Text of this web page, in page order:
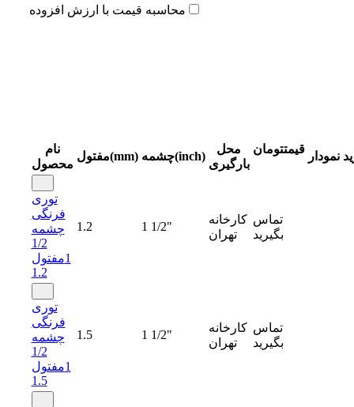
محاسبه قیمت با ارزش افزوده
نام
محصول
مفتول(mm) چشمه(inch)
محل
بارگیری
قیمتتومان
نمودار
توری
فرنگی
چشمه
1/2
1مفتول
1.2
1.2 1 1/2"
کارخانه
تهران
تماس
بگیرید
توری
فرنگی
چشمه
1/2
1مفتول
1.5
1.5 1 1/2"
کارخانه
تهران
تماس
بگیرید